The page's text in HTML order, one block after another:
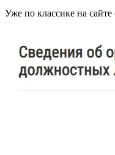
Уже по классике на